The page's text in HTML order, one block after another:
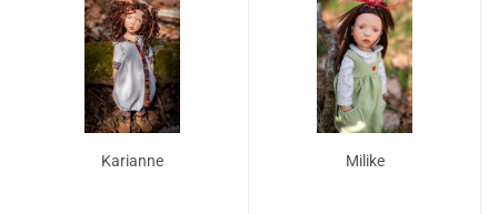
Karianne Milike